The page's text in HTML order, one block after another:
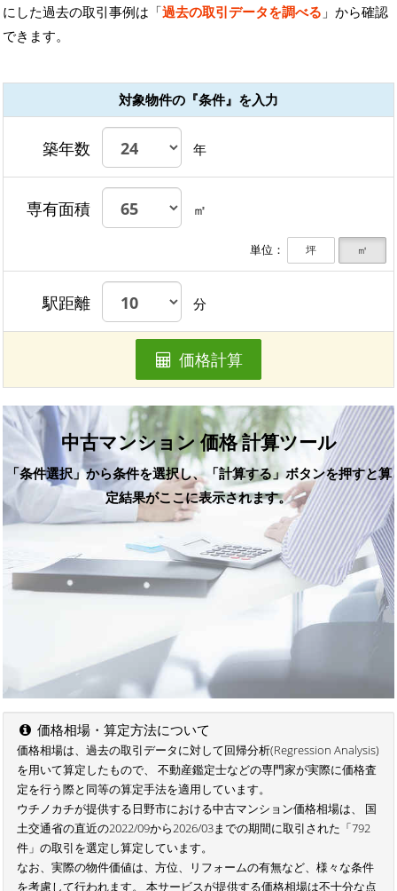
にした過去の取引事例は「過去の取引データを調べる 」から確認
できます。
対象物件の『条件』を入力
築年数 年
専有面積 ㎡
単位： 坪 ㎡
駅距離 分
価格計算
中古マンション 価格 計算ツール
「条件選択」から条件を選択し、「計算する」ボタンを押すと算
定結果がここに表示されます。
価格相場・算定方法について
価格相場は、過去の取引データに対して回帰分析(Regression Analysis)
を用いて算定したもので、 不動産鑑定士などの専門家が実際に価格査
定を行う際と同等の算定手法を適用しています。
ウチノカチが提供する日野市における中古マンション価格相場は、 国
土交通省の直近の2022/09から2026/03までの期間に取引された「792
件」の取引を選定し算定しています。
なお、実際の物件価値は、方位、リフォームの有無など、様々な条件
を考慮して行われます。 本サービスが提供する価格相場は不十分な点